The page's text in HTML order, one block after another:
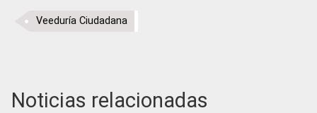
Veeduría Ciudadana
Noticias relacionadas